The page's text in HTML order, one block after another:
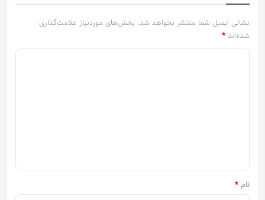
نشانی ایمیل شما منتشر نخواهد شد. بخش‌های موردنیاز علامت‌گذاری
شده‌اند *
نام *